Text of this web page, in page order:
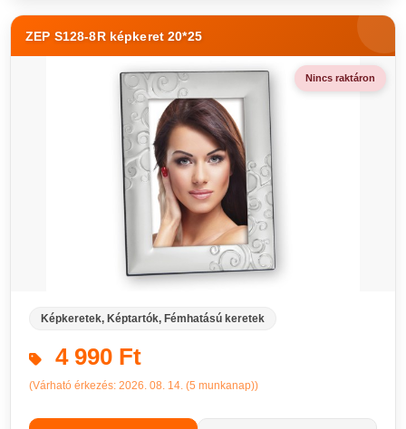
ZEP S128-8R képkeret 20*25
Nincs raktáron
Képkeretek, Képtartók, Fémhatású keretek
4 990 Ft
(Várható érkezés: 2026. 08. 14. (5 munkanap))